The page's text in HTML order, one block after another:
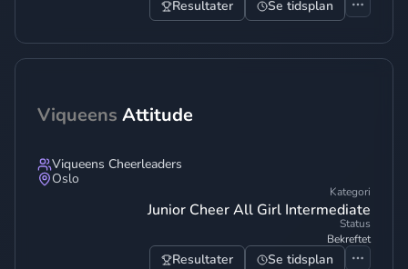
Resultater Se tidsplan
Viqueens Attitude
Viqueens Cheerleaders
Oslo
Kategori
Junior Cheer All Girl Intermediate
Status
Bekreftet
Resultater Se tidsplan